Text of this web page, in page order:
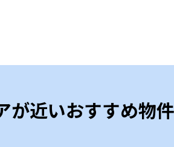
が近いおすすめ物件